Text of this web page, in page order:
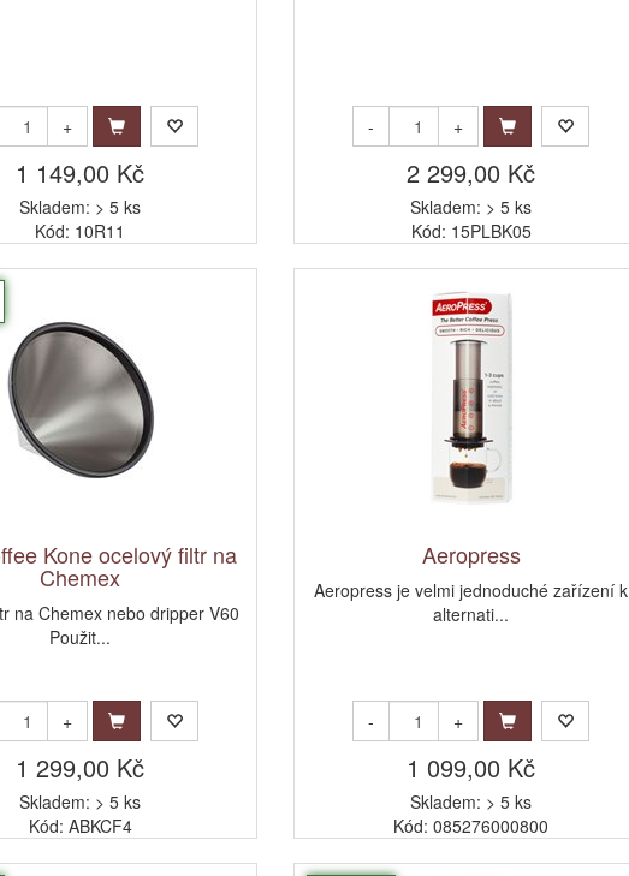
+
1 149,00 Kč
Skladem: > 5 ks
Kód: 10R11
- +
2 299,00 Kč
Skladem: > 5 ks
Kód: 15PLBK05
Kone ocelový filtr na
Chemex
na Chemex nebo dripper V60
Použit...
+
1 299,00 Kč
Skladem: > 5 ks
Kód: ABKCF4
Aeropress
Aeropress je velmi jednoduché zařízení k
alternati...
- +
1 099,00 Kč
Skladem: > 5 ks
Kód: 085276000800